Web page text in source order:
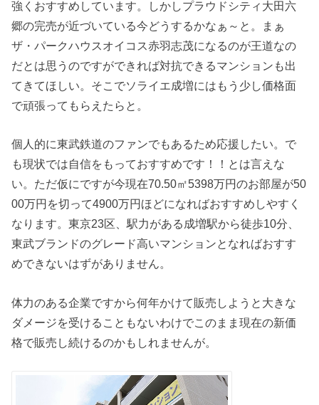
強くおすすめしています。しかしプラウドシティ大田六
郷の完売が近づいている今どうするかなぁ～と。まぁ
ザ・パークハウスオイコス赤羽志茂になるのが王道なの
だとは思うのですができれば対抗できるマンションも出
てきてほしい。そこでソライエ成増にはもう少し価格面
で頑張ってもらえたらと。
個人的に東武鉄道のファンでもあるため応援したい。で
も現状では自信をもっておすすめです！！とは言えな
い。ただ仮にですが今現在70.50㎡5398万円のお部屋が50
00万円を切って4900万円ほどになればおすすめしやすく
なります。東京23区、駅力がある成増駅から徒歩10分、
東武ブランドのグレード高いマンションとなればおすす
めできないはずがありません。
体力のある企業ですから何年かけて販売しようと大きな
ダメージを受けることもないわけでこのまま現在の新価
格で販売し続けるのかもしれませんが。